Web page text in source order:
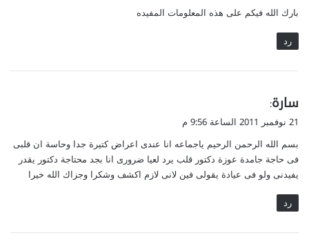
ل
بارك الله فيكم على هذه المعلومات المفيده
رد
ي
ق
ل
سارة:
21 نوفمبر 2011 الساعة 9:56 م
بسم الله الرحمن الرحيم ياجماعه انا عندى اعراض كتيرة جدا وحاسة ان قلبى
فى حاجة جامدة عوزة دكتور قلب يرد لعيا ضرورى انا بجد محتاجة دكتور يقدر
يفيدنى ولو فى عيادة يقولى فين لانى لازم اكشف وشكرا وجزاك الله خيرا
رد